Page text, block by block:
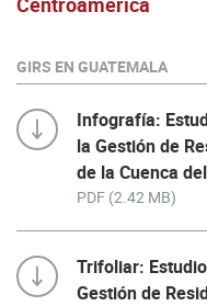
GIRS EN GUATEMALA
Infografía:
la Gestión de
de la Cuenca
PDF (2.42 MB)
Trifoliar:
Gestión de